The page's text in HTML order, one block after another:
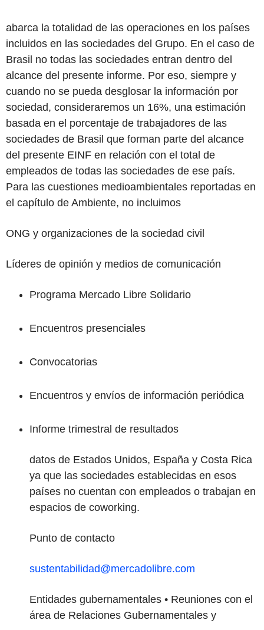
abarca la totalidad de las operaciones en los países
incluidos en las sociedades del Grupo. En el caso de
Brasil no todas las sociedades entran dentro del
alcance del presente informe. Por eso, siempre y
cuando no se pueda desglosar la información por
sociedad, consideraremos un 16%, una estimación
basada en el porcentaje de trabajadores de las
sociedades de Brasil que forman parte del alcance
del presente EINF en relación con el total de
empleados de todas las sociedades de ese país.
Para las cuestiones medioambientales reportadas en
el capítulo de Ambiente, no incluimos
ONG y organizaciones de la sociedad civil
Líderes de opinión y medios de comunicación
Programa Mercado Libre Solidario
Encuentros presenciales
Convocatorias
Encuentros y envíos de información periódica
Informe trimestral de resultados
datos de Estados Unidos, España y Costa Rica
ya que las sociedades establecidas en esos
países no cuentan con empleados o trabajan en
espacios de coworking.
Punto de contacto
sustentabilidad@mercadolibre.com
Entidades gubernamentales • Reuniones con el
área de Relaciones Gubernamentales y